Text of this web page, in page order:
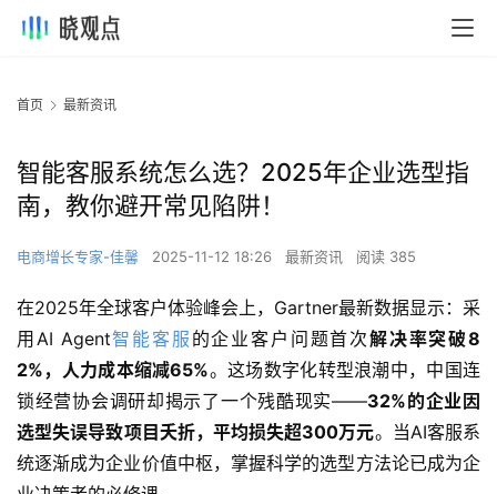
首页 最新资讯
智能客服系统怎么选？2025年企业选型指
南，教你避开常见陷阱！
电商增长专家-佳馨 2025-11-12 18:26 最新资讯 阅读 385
在2025年全球客户体验峰会上，Gartner最新数据显示：采
用AI Agent智能客服 的企业客户问题首次解决率突破8
2%，人力成本缩减65%。这场数字化转型浪潮中，中国连
锁经营协会调研却揭示了一个残酷现实——32%的企业因
选型失误导致项目夭折，平均损失超300万元。当AI客服系
统逐渐成为企业价值中枢，掌握科学的选型方法论已成为企